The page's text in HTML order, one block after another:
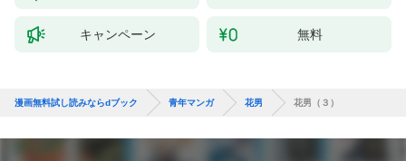
キャンペーン 無料
漫画無料試し読みならdブック 青年マンガ 花男 花男（３）